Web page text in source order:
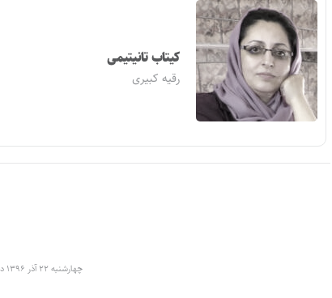
کیتاب تانیتیمی
رقیه کبیری
چهارشنبه ۲۲ آذر ۱۳۹۶ در ۱۱:۴۶